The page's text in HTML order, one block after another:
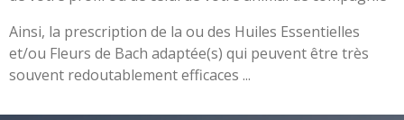
Ainsi, la prescription de la ou des Huiles Essentielles
et/ou Fleurs de Bach adaptée(s) qui peuvent être très
souvent redoutablement efficaces ...